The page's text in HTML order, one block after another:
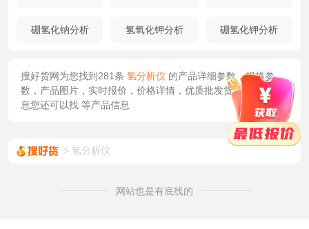
硼氢化钠分析 氢氧化钾分析 硼氢化钾分析
搜好货网为您找到281条 氢分析仪 的产品详细参数，规格参
数，产品图片，实时报价，价格详情，优质批发货源/供应等信
息您还可以找 等产品信息
氢分析仪
网站也是有底线的